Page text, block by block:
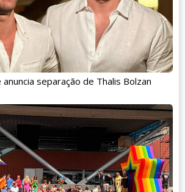
separação de Thalis Bolzan